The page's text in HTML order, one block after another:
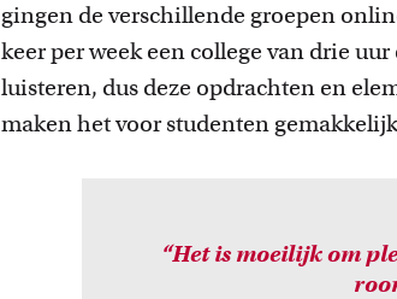
gingen de verschillende groepen
keer per week een college van drie
luisteren, dus deze opdrachten en
maken het voor studenten
“Het is moeilijk om